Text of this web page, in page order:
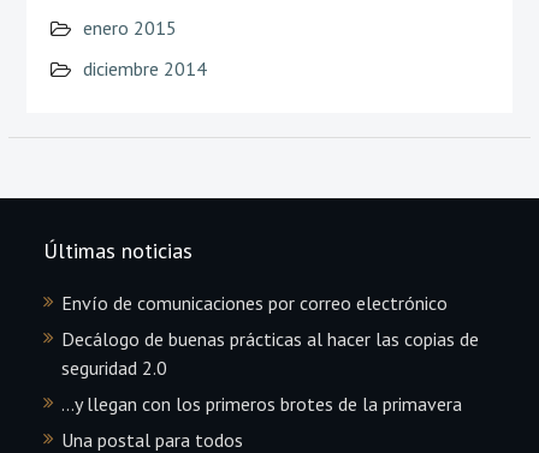
enero 2015
diciembre 2014
Últimas noticias
Envío de comunicaciones por correo electrónico
Decálogo de buenas prácticas al hacer las copias de
seguridad 2.0
…y llegan con los primeros brotes de la primavera
Una postal para todos